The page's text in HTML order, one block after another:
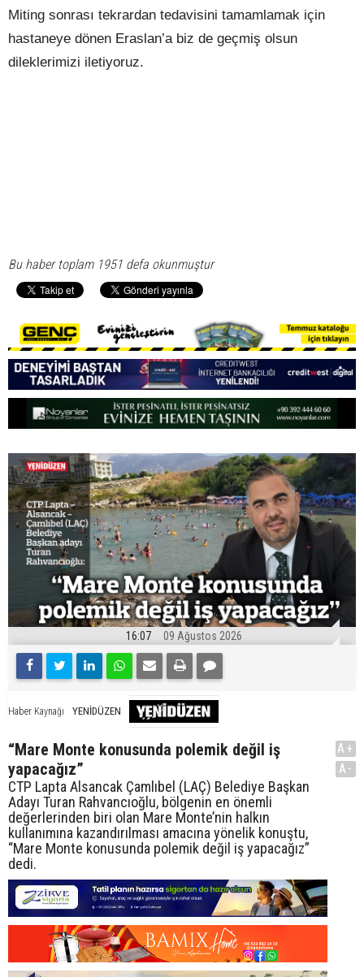
Miting sonrası tekrardan tedavisini tamamlamak için
hastaneye dönen Eraslan’a biz de geçmiş olsun
dileklerimizi iletiyoruz.
Bu haber toplam 1951 defa okunmuştur
16:07 09 Ağustos 2026
Haber Kaynağı YENİDÜZEN
“Mare Monte konusunda polemik değil iş
yapacağız”
CTP Lapta Alsancak Çamlıbel (LAÇ) Belediye Başkan
Adayı Turan Rahvancıoğlu, bölgenin en önemli
değerlerinden biri olan Mare Monte’nin halkın
kullanımına kazandırılması amacına yönelik konuştu,
“Mare Monte konusunda polemik değil iş yapacağız”
dedi.
A+
A-